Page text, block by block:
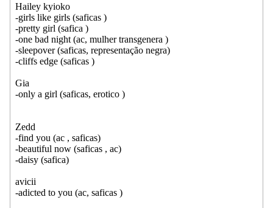
Hailey kyioko
-girls like girls (saficas )
-pretty girl (safica )
-one bad night (ac, mulher transgenera )
-sleepover (saficas, representação negra)
-cliffs edge (saficas )
Gia
-only a girl (saficas, erotico )
Zedd
-find you (ac , saficas)
-beautiful now (saficas , ac)
-daisy (safica)
avicii
-adicted to you (ac, saficas )